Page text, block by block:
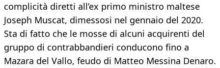
complicità diretti all’ex primo ministro maltese
Joseph Muscat, dimessosi nel gennaio del 2020.
Sta di fatto che le mosse di alcuni acquirenti del
gruppo di contrabbandieri conducono fino a
Mazara del Vallo, feudo di Matteo Messina Denaro.